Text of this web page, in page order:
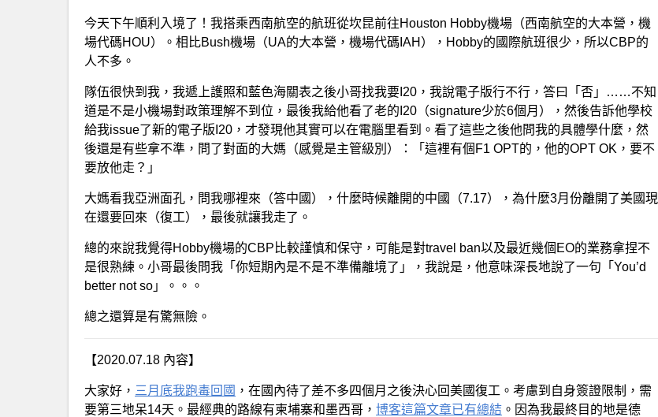
今天下午順利入境了！我搭乘西南航空的航班從坎昆前往Houston Hobby機場（西南航空的大本營，機
場代碼HOU）。相比Bush機場（UA的大本營，機場代碼IAH），Hobby的國際航班很少，所以CBP的
人不多。
隊伍很快到我，我遞上護照和藍色海關表之後小哥找我要I20，我說電子版行不行，答曰「否」……不知
道是不是小機場對政策理解不到位，最後我給他看了老的I20（signature少於6個月），然後告訴他學校
給我issue了新的電子版I20，才發現他其實可以在電腦里看到。看了這些之後他問我的具體學什麼，然
後還是有些拿不準，問了對面的大媽（感覺是主管級別）：「這裡有個F1 OPT的，他的OPT OK，要不
要放他走？」
大媽看我亞洲面孔，問我哪裡來（答中國），什麼時候離開的中國（7.17），為什麼3月份離開了美國現
在還要回來（復工），最後就讓我走了。
總的來說我覺得Hobby機場的CBP比較謹慎和保守，可能是對travel ban以及最近幾個EO的業務拿捏不
是很熟練。小哥最後問我「你短期內是不是不準備離境了」，我說是，他意味深長地說了一句「You’d
better not so」。。。
總之還算是有驚無險。
【2020.07.18 內容】
大家好， 三月底我跑毒回國 ，在國內待了差不多四個月之後決心回美國復工。考慮到自身簽證限制，需
要第三地呆14天。最經典的路線有柬埔寨和墨西哥， 博客這篇文章已有總結 。因為我最終目的地是德